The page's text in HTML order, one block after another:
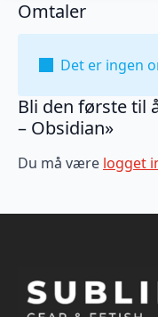
Omtaler
Det er ingen
Bli den første til
– Obsidian»
Du må være logget